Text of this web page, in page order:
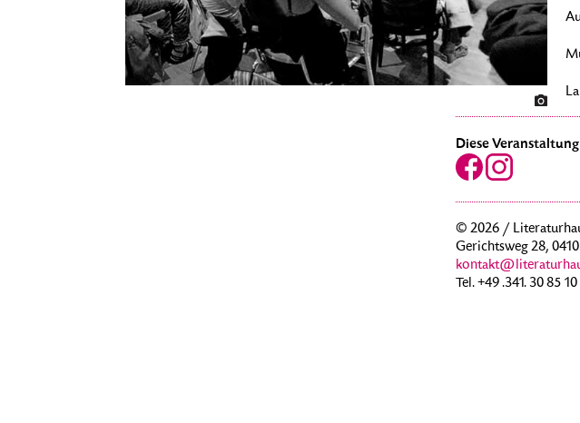
Diese
© 2026 /
Gerichtsweg 28,
Tel. +49 .341. 30 85